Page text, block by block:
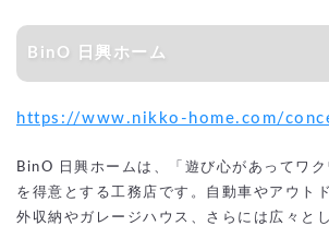
BinO 日興ホーム
https://www.nikko-home.com/
BinO 日興ホームは、「遊び心があってワク
を得意とする工務店です。自動車やアウト
外収納やガレージハウス、さらには広々と